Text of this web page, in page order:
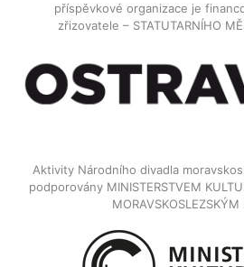
příspěvkové organizace je
zřizovatele – STATUTARNÍHO
Aktivity Národního divadla
podporovány MINISTERSTVEM
MORAVSKOSLEZSKÝM